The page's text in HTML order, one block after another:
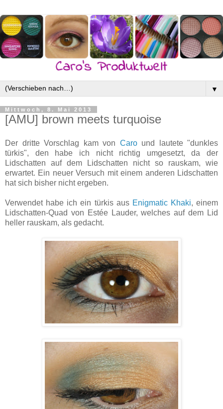
▼
Mittwoch, 8. Mai 2013
[AMU] brown meets turquoise
Der dritte Vorschlag kam von Caround lautete "dunkles
türkis", den habe ich nicht richtig umgesetzt, da der
Lidschatten auf dem Lidschatten nicht so rauskam, wie
erwartet. Ein neuer Versuch mit einem anderen Lidschatten
hat sich bisher nicht ergeben.
Verwendet habe ich ein türkis aus Enigmatic Khaki, einem
Lidschatten-Quad von Estée Lauder, welches auf dem Lid
heller rauskam, als gedacht.